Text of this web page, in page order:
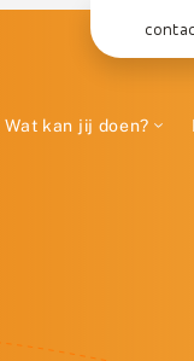
Wat kan jij doen?